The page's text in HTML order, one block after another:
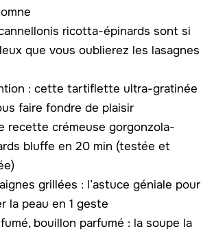
ricotta-épinards sont si
que vous oublierez les lasagnes
: cette tartiflette ultra-gratinée
faire fondre de plaisir
recette crémeuse gorgonzola-
bluffe en 20 min (testée et
grillées : l’astuce géniale pour
la peau en 1 geste
bouillon parfumé : la soupe la